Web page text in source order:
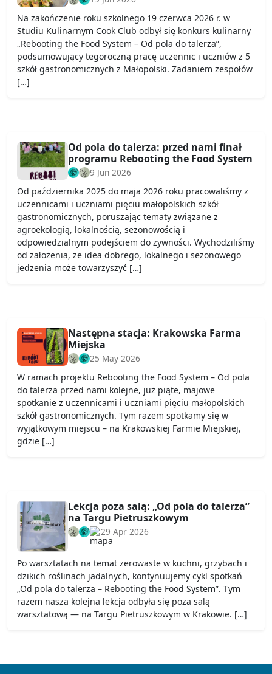
Na zakończenie roku szkolnego 19 czerwca 2026 r. w
Studiu Kulinarnym Cook Club odbył się konkurs kulinarny
„Rebooting the Food System – Od pola do talerza”,
podsumowujący tegoroczną pracę uczennic i uczniów z 5
szkół gastronomicznych z Małopolski. Zadaniem zespołów
[…]
Od pola do talerza: przed nami finał
programu Rebooting the Food System
9 Jun 2026
Od października 2025 do maja 2026 roku pracowaliśmy z
uczennicami i uczniami pięciu małopolskich szkół
gastronomicznych, poruszając tematy związane z
agroekologią, lokalnością, sezonowością i
odpowiedzialnym podejściem do żywności. Wychodziliśmy
od założenia, że idea dobrego, lokalnego i sezonowego
jedzenia może towarzyszyć […]
Następna stacja: Krakowska Farma
Miejska
25 May 2026
W ramach projektu Rebooting the Food System – Od pola
do talerza przed nami kolejne, już piąte, majowe
spotkanie z uczennicami i uczniami pięciu małopolskich
szkół gastronomicznych. Tym razem spotkamy się w
wyjątkowym miejscu – na Krakowskiej Farmie Miejskiej,
gdzie […]
Lekcja poza salą: „Od pola do talerza”
na Targu Pietruszkowym
29 Apr 2026
Po warsztatach na temat zerowaste w kuchni, grzybach i
dzikich roślinach jadalnych, kontynuujemy cykl spotkań
„Od pola do talerza – Rebooting the Food System”. Tym
razem nasza kolejna lekcja odbyła się poza salą
warsztatową — na Targu Pietruszkowym w Krakowie. […]